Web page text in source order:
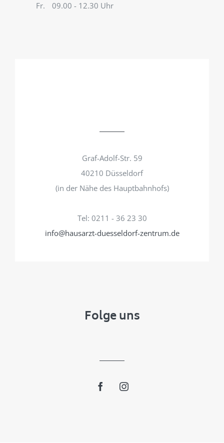
Fr.
09.00 - 12.30 Uhr
Graf-Adolf-Str. 59
40210 Düsseldorf
(in der Nähe des Hauptbahnhofs)
Tel: 0211 - 36 23 30
info@hausarzt-duesseldorf-zentrum.de
Folge uns